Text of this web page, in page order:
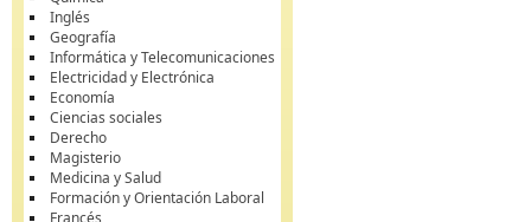
Inglés
Geografía
Informática y Telecomunicaciones
Electricidad y Electrónica
Economía
Ciencias sociales
Derecho
Magisterio
Medicina y Salud
Formación y Orientación Laboral
Francés